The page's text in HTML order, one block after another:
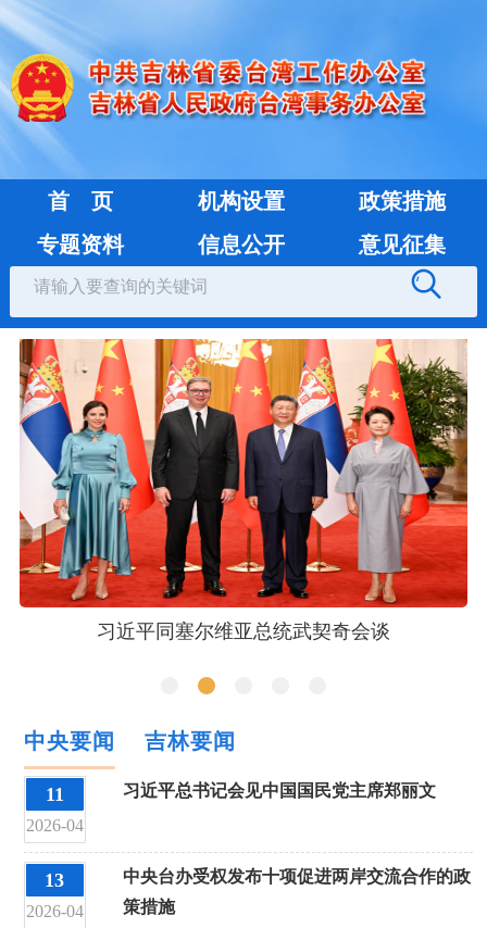
首 页 机构设置
政策措施
专题资料
信息公开 意见征集
习近平同塞尔维亚总统武契奇会谈
中央要闻 吉林要闻
11
2026-04
习近平总书记会见中国国民党主席郑丽文
13
2026-04
中央台办受权发布十项促进两岸交流合作的政
策措施